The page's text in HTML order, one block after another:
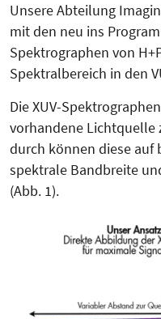
Unsere Abteilung
mit den neu ins
Spektrographen von
Spektralbereich in den
Die XUV-
vorhandene
durch können diese auf
spektrale Bandbreite
(Abb. 1).